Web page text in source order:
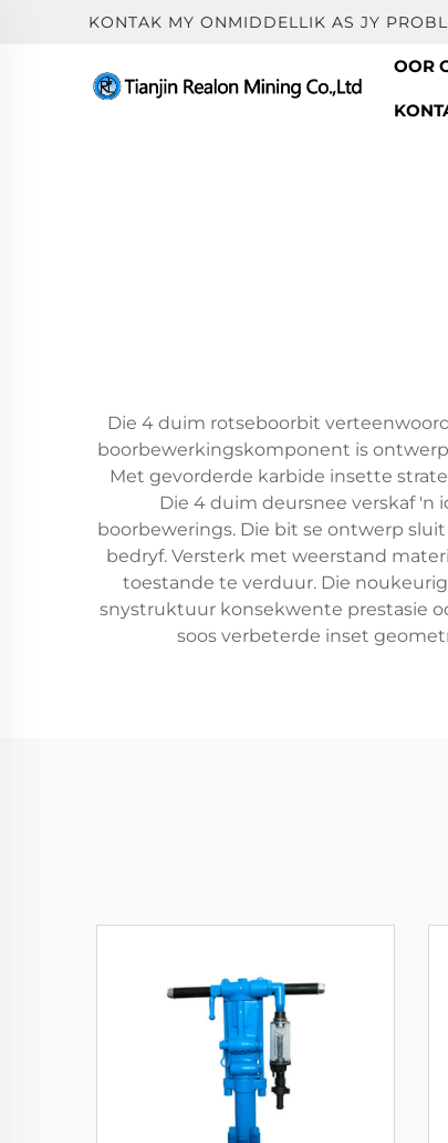
KONTAK MY ONMIDDELLIK AS JY
OOR
Die 4 duim rotseboorbit
boorbewerkingskomponent is
Met gevorderde karbide insette
Die 4 duim deursnee verskaf 'n
boorbewerings. Die bit se ontwerp
bedryf. Versterk met weerstand
toestande te verduur. Die
snystruktuur konsekwente prestasie
soos verbeterde inset